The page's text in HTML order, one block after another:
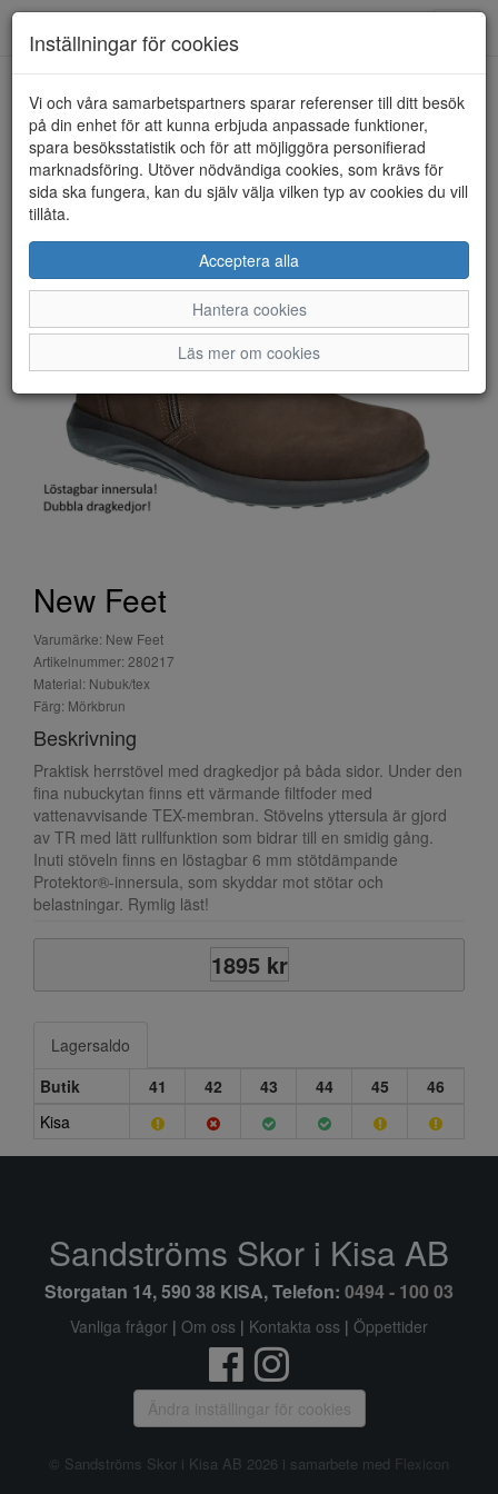
HEM NEW FEET
New Feet
Varumärke: New Feet
Artikelnummer: 280217
Material: Nubuk/tex
Färg: Mörkbrun
Beskrivning
Praktisk herrstövel med dragkedjor på båda sidor. Under den
fina nubuckytan finns ett värmande filtfoder med
vattenavvisande TEX-membran. Stövelns yttersula är gjord
av TR med lätt rullfunktion som bidrar till en smidig gång.
Inuti stöveln finns en löstagbar 6 mm stötdämpande
Protektor®-innersula, som skyddar mot stötar och
belastningar. Rymlig läst!
1895 kr
Lagersaldo
Butik
41 42 43 44 45
46
Kisa
Inställningar för cookies
Vi och våra samarbetspartners sparar referenser till ditt besök
på din enhet för att kunna erbjuda anpassade funktioner,
spara besöksstatistik och för att möjliggöra personifierad
marknadsföring. Utöver nödvändiga cookies, som krävs för
sida ska fungera, kan du själv välja vilken typ av cookies du vill
tillåta.
Acceptera alla
Hantera cookies
Läs mer om cookies
Sandströms Skor i Kisa AB
Storgatan 14, 590 38 KISA, Telefon: 0494 - 100 03
Vanliga frågor | Om oss | Kontakta oss | Öppettider
Ändra inställingar för cookies
© Sandströms Skor i Kisa AB 2026 i samarbete med Flexicon